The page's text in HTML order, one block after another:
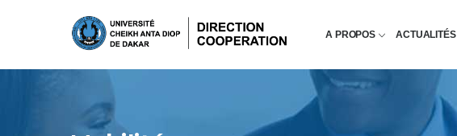
principal
A PROPOS ACTUALITÉS